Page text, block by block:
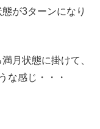
が3ターンになり
月状態に掛けて、
な感じ・・・